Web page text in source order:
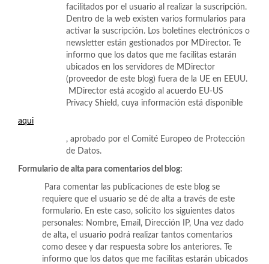
facilitados por el usuario al realizar la suscripción.
Dentro de la web existen varios formularios para
activar la suscripción. Los boletines electrónicos o
newsletter están gestionados por MDirector. Te
informo que los datos que me facilitas estarán
ubicados en los servidores de MDirector
(proveedor de este blog) fuera de la UE en EEUU.
MDirector está acogido al acuerdo EU-US
Privacy Shield, cuya información está disponible
aqui
, aprobado por el Comité Europeo de Protección
de Datos.
Formulario de alta para comentarios del blog:
Para comentar las publicaciones de este blog se
requiere que el usuario se dé de alta a través de este
formulario. En este caso, solicito los siguientes datos
personales: Nombre, Email, Dirección IP, Una vez dado
de alta, el usuario podrá realizar tantos comentarios
como desee y dar respuesta sobre los anteriores. Te
informo que los datos que me facilitas estarán ubicados